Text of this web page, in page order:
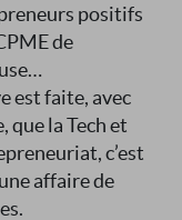
positifs
de
est faite, avec
que la Tech et
c’est
affaire de